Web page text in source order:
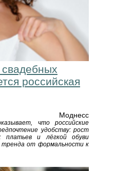
российская
Моднесс
что российские
удобству: рост
платьев и лёгкой обуви
от формальности к